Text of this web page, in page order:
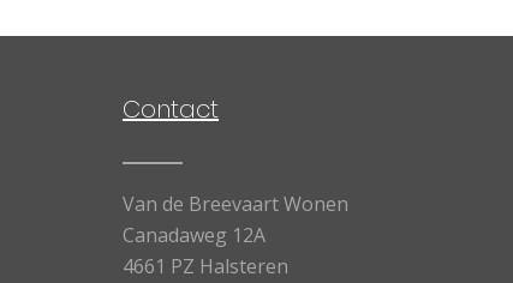
Contact
Van de Breevaart Wonen
Canadaweg 12A
4661 PZ Halsteren